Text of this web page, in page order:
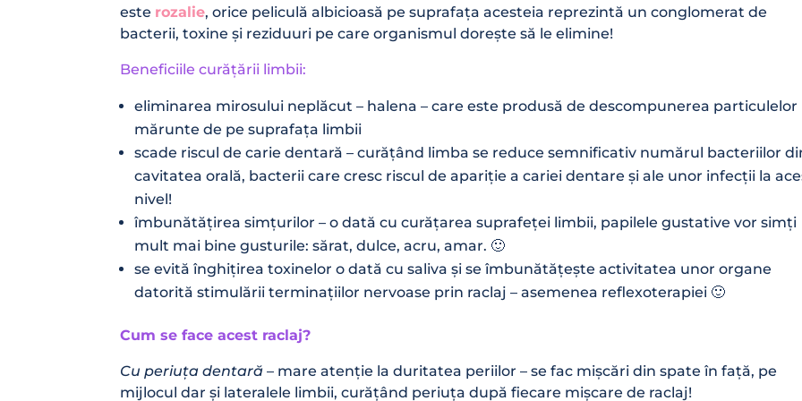
este rozalie, orice peliculă albicioasă pe suprafața acesteia reprezintă un conglomerat de
bacterii, toxine și reziduuri pe care organismul dorește să le elimine!
Beneficiile curățării limbii:
eliminarea mirosului neplăcut – halena – care este produsă de descompunerea particulelor
mărunte de pe suprafața limbii
scade riscul de carie dentară – curățând limba se reduce semnificativ numărul bacteriilor
cavitatea orală, bacterii care cresc riscul de apariție a cariei dentare și ale unor infecții la
nivel!
îmbunătățirea simțurilor – o dată cu curățarea suprafeței limbii, papilele gustative vor simți
mult mai bine gusturile: sărat, dulce, acru, amar. 🙂
se evită înghițirea toxinelor o dată cu saliva și se îmbunătățește activitatea unor organe
datorită stimulării terminațiilor nervoase prin raclaj – asemenea reflexoterapiei 🙂
Cum se face acest raclaj?
Cu periuța dentară – mare atenție la duritatea periilor – se fac mișcări din spate în față, pe
mijlocul dar și lateralele limbii, curățând periuța după fiecare mișcare de raclaj!